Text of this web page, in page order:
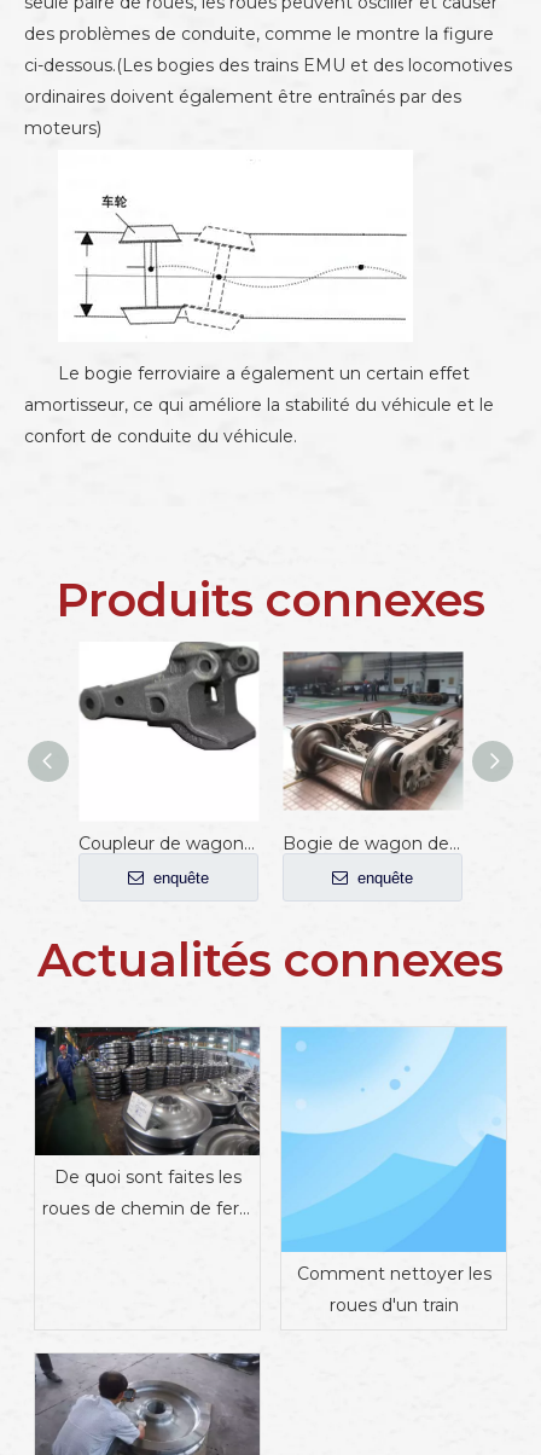
des problèmes de conduite, comme le montre la figure
ci-dessous.(Les bogies des trains EMU et des locomotives
ordinaires doivent également être entraînés par des
moteurs)
Le bogie ferroviaire a également un certain effet
amortisseur, ce qui améliore la stabilité du véhicule et le
confort de conduite du véhicule.
Produits connexes
Coupleur de wagon de chemin de fer avec norme AAR
enquête
Bogie de wagon de chemin de fer à 4 roues
enquête
Actualités connexes
De quoi sont faites les
roues de chemin de fer ?
Comment nettoyer les
roues d'un train